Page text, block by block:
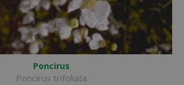
Poncirus
Poncirus trifoliata